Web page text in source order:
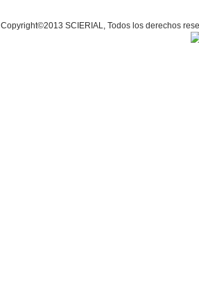
Copyright©2013 SCIERIAL, Todos los derechos